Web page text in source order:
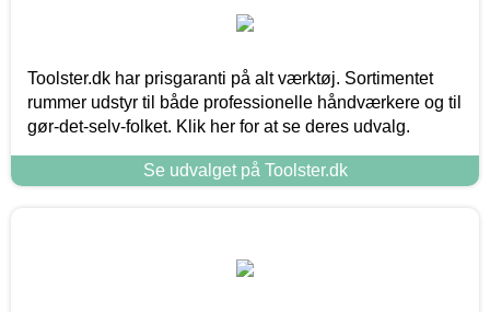
Toolster.dk har prisgaranti på alt værktøj. Sortimentet
rummer udstyr til både professionelle håndværkere og til
gør-det-selv-folket. Klik her for at se deres udvalg.
Se udvalget på Toolster.dk